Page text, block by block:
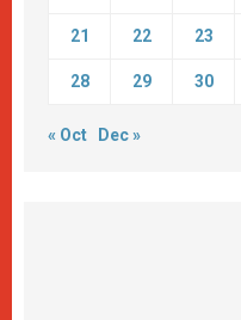
21 22 23
28 29 30
« Oct Dec »